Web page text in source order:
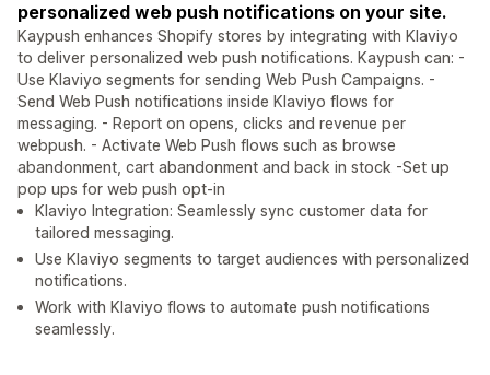
personalized web push notifications on your site.
Kaypush enhances Shopify stores by integrating with Klaviyo
to deliver personalized web push notifications. Kaypush can: -
Use Klaviyo segments for sending Web Push Campaigns. -
Send Web Push notifications inside Klaviyo flows for
messaging. - Report on opens, clicks and revenue per
webpush. - Activate Web Push flows such as browse
abandonment, cart abandonment and back in stock -Set up
pop ups for web push opt-in
Klaviyo Integration: Seamlessly sync customer data for
tailored messaging.
Use Klaviyo segments to target audiences with personalized
notifications.
Work with Klaviyo flows to automate push notifications
seamlessly.